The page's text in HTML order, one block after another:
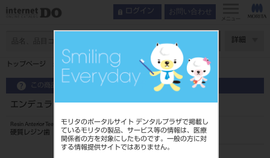
モリタのポータルサイト デンタルプラザで掲載し
ているモリタの製品、サービス等の情報は、医療
関係者の方を対象にしたものです。一般の方に対
する情報提供サイトではありません。
ログイン お問い合わせ
メニュー
詳細
トップページ エンデュラ アンテリオ 6歯 110 HO3U
この商品に関するお問い合わせ
エンデュラ アンテリオ 6歯 110 HO3U
Resin Anterior Teeth
硬質レジン歯